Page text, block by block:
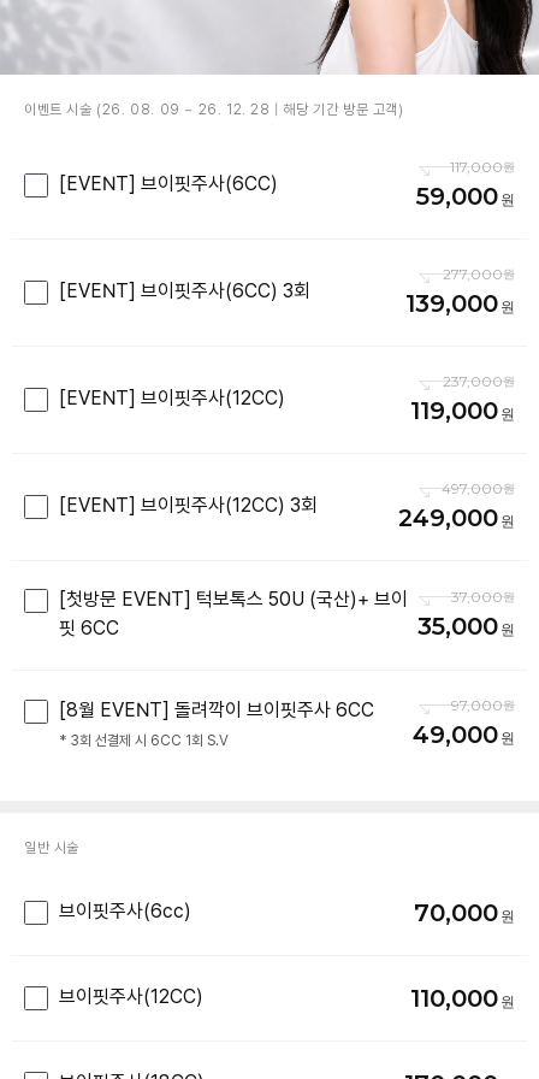
이벤트 시술 (26. 08. 09 ~ 26. 12. 28 | 해당 기간 방문 고객)
[EVENT] 브이핏주사(6CC)
117,000
59,000
[EVENT] 브이핏주사(6CC) 3회
277,000
139,000
[EVENT] 브이핏주사(12CC)
237,000
119,000
[EVENT] 브이핏주사(12CC) 3회
497,000
249,000
[첫방문 EVENT] 턱보톡스 50U (국산)+ 브이
핏 6CC
37,000
35,000
[8월 EVENT] 돌려깍이 브이핏주사 6CC
* 3회 선결제 시 6CC 1회 S.V
97,000
49,000
일반 시술
브이핏주사(6cc) 70,000
브이핏주사(12CC) 110,000